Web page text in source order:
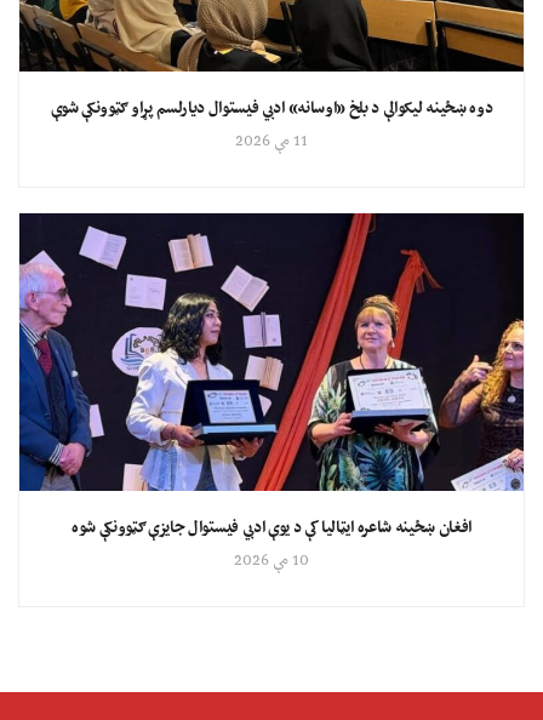
دوه ښځینه لیکوالې د بلخ «اوسانه» ادبي فیستوال دیارلسم پړاو ګټوونکې شوې
11 مې 2026
افغان ښځینه شاعره ایټالیا کې د یوې ادبي فیستوال جایزې ګټوونکې شوه
10 مې 2026